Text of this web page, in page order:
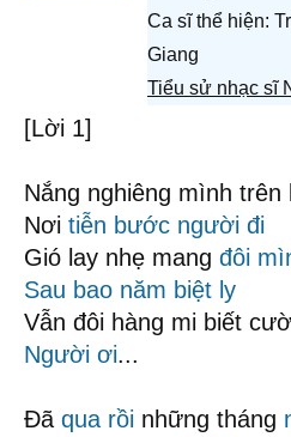
Ca sĩ thể hiện:
Giang
Tiểu sử nhạc sĩ
[Lời 1]
Nắng nghiêng mình trên
Nơi tiễn bước người đi
Gió lay nhẹ mang đôi
Sau bao năm biệt ly
Vẫn đôi hàng mi biết
Người ơi...
Đã qua rồi những tháng